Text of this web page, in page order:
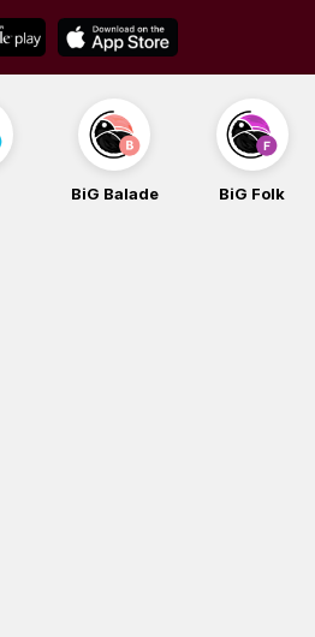
BiG Balade BiG Folk